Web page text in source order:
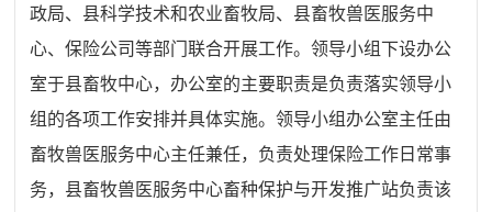
政局、县科学技术和农业畜牧局、县畜牧兽医服务中
心、保险公司等部门联合开展工作。领导小组下设办公
室于县畜牧中心，办公室的主要职责是负责落实领导小
组的各项工作安排并具体实施。领导小组办公室主任由
畜牧兽医服务中心主任兼任，负责处理保险工作日常事
务，县畜牧兽医服务中心畜种保护与开发推广站负责该